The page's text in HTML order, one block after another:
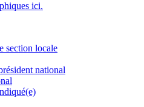
ici.
section locale
national